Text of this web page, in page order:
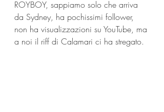
ROYBOY, sappiamo solo che arriva
da Sydney, ha pochissimi follower,
non ha visualizzazioni su YouTube, ma
a noi il riff di Calamari ci ha stregato.